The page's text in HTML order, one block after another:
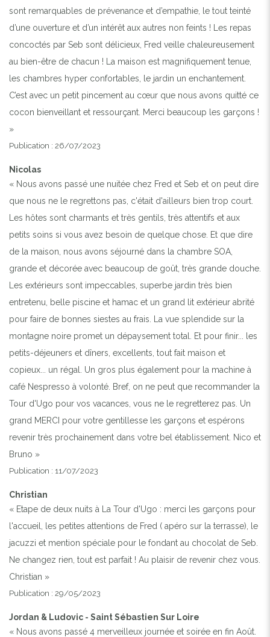
sont remarquables de prévenance et d’empathie, le tout teinté
d’une ouverture et d’un intérêt aux autres non feints ! Les repas
concoctés par Seb sont délicieux, Fred veille chaleureusement
au bien-être de chacun ! La maison est magnifiquement tenue,
les chambres hyper confortables, le jardin un enchantement.
C’est avec un petit pincement au cœur que nous avons quitté ce
cocon bienveillant et ressourçant. Merci beaucoup les garçons !
»
Publication : 26/07/2023
Nicolas
« Nous avons passé une nuitée chez Fred et Seb et on peut dire
que nous ne le regrettons pas, c'était d'ailleurs bien trop court.
Les hôtes sont charmants et très gentils, très attentifs et aux
petits soins si vous avez besoin de quelque chose. Et que dire
de la maison, nous avons séjourné dans la chambre SOA,
grande et décorée avec beaucoup de goût, très grande douche.
Les extérieurs sont impeccables, superbe jardin très bien
entretenu, belle piscine et hamac et un grand lit extérieur abrité
pour faire de bonnes siestes au frais. La vue splendide sur la
montagne noire promet un dépaysement total. Et pour finir... les
petits-déjeuners et dîners, excellents, tout fait maison et
copieux... un régal. Un gros plus également pour la machine à
café Nespresso à volonté. Bref, on ne peut que recommander la
Tour d'Ugo pour vos vacances, vous ne le regretterez pas. Un
grand MERCI pour votre gentillesse les garçons et espérons
revenir très prochainement dans votre bel établissement. Nico et
Bruno »
Publication : 11/07/2023
Christian
« Etape de deux nuits à La Tour d'Ugo : merci les garçons pour
l'accueil, les petites attentions de Fred ( apéro sur la terrasse), le
jacuzzi et mention spéciale pour le fondant au chocolat de Seb.
Ne changez rien, tout est parfait ! Au plaisir de revenir chez vous.
Christian »
Publication : 29/05/2023
Jordan & Ludovic - Saint Sébastien Sur Loire
« Nous avons passé 4 merveilleux journée et soirée en fin Août.